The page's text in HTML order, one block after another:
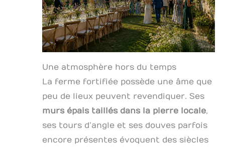
Une atmosphère hors du temps
La ferme fortifiée possède une âme que
peu de lieux peuvent revendiquer. Ses
murs épais taillés dans la pierre locale,
ses tours d’angle et ses douves parfois
encore présentes évoquent des siècles